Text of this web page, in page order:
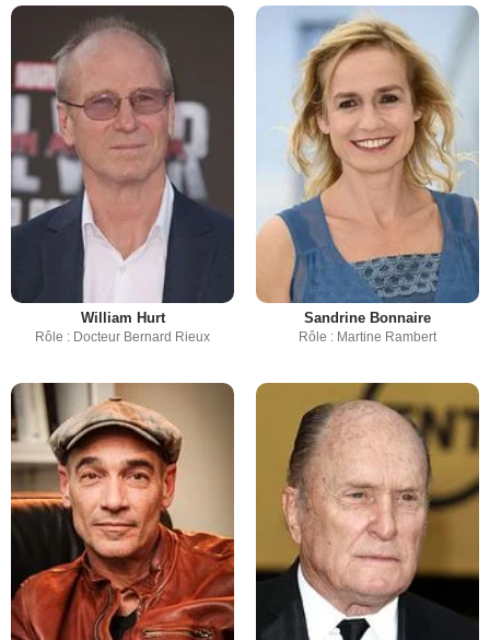
William Hurt
Rôle : Docteur Bernard Rieux
Sandrine Bonnaire
Rôle : Martine Rambert